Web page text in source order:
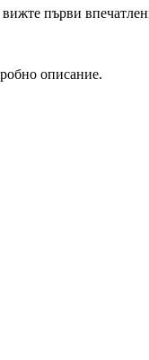
първи
описание.